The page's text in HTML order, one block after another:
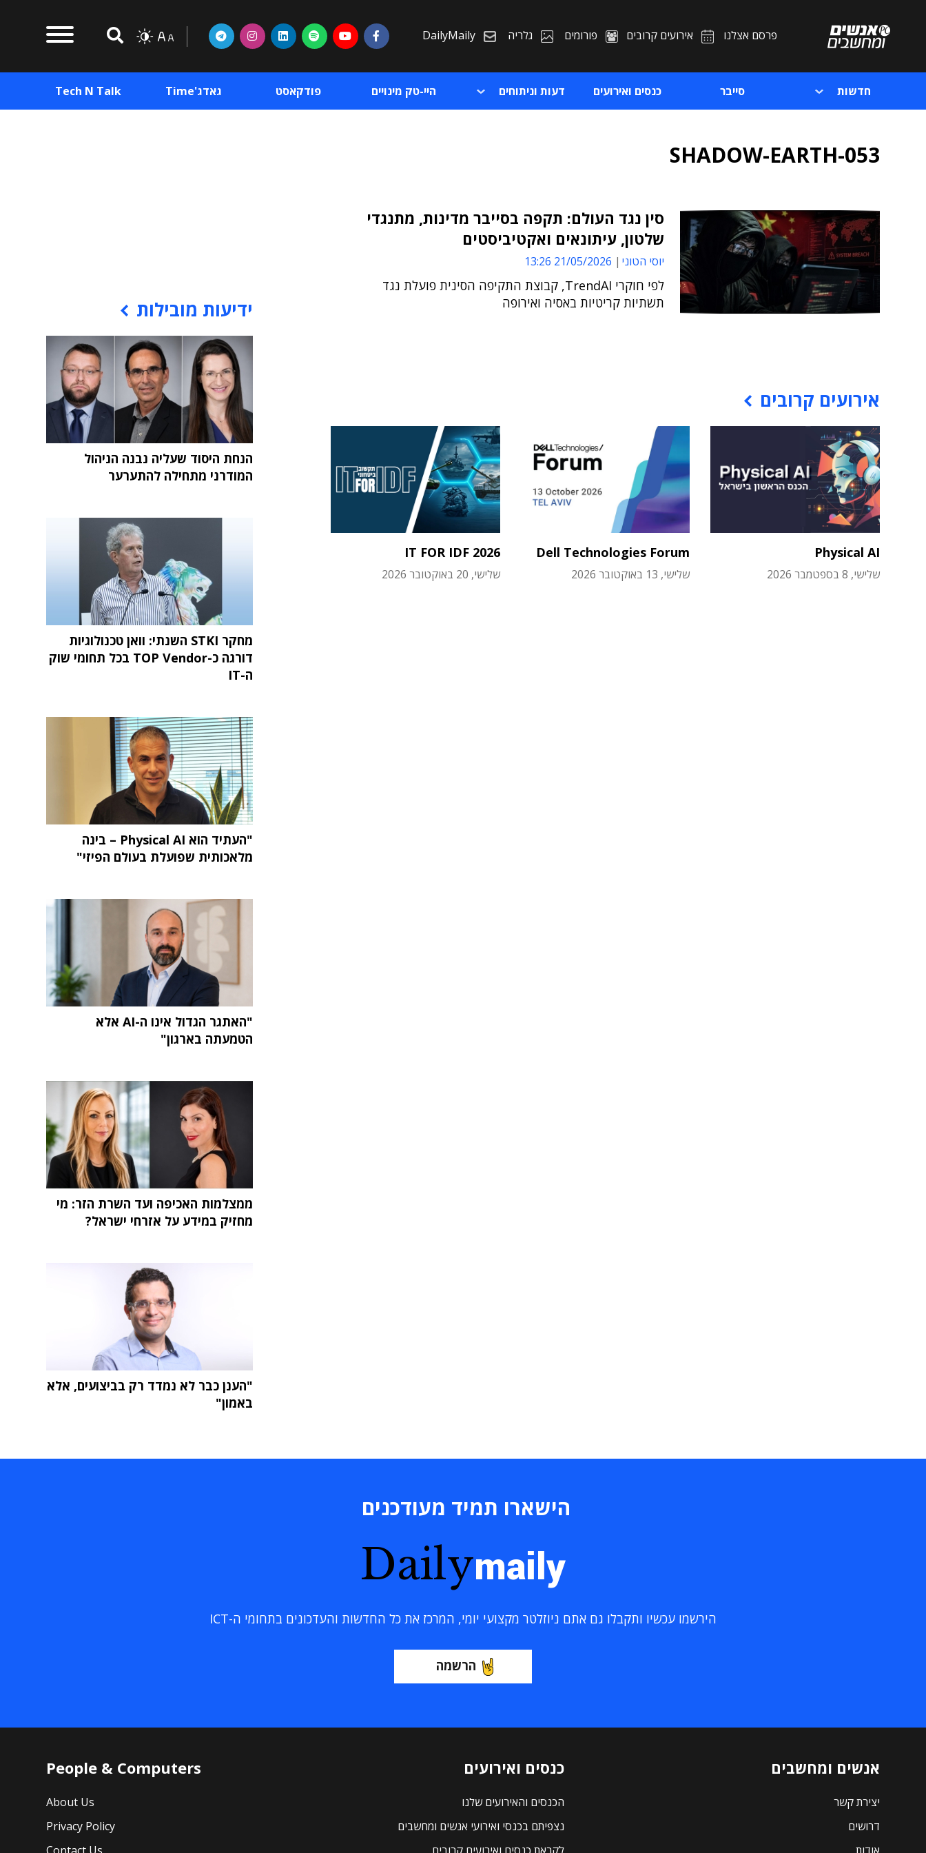
פרסם אצלנו אירועים קרובים פורומים גלריה DailyMaily
חדשות סייבר כנסים ואירועים דעות וניתוחים היי-טק מינויים פודקאסט גאדג'Time Tech N Talk
SHADOW-EARTH-053
סין נגד העולם: תקפה בסייבר מדינות, מתנגדי
שלטון, עיתונאים ואקטיביסטים
יוסי הטוני 21/05/2026 13:26
לפי חוקרי TrendAI, קבוצת התקיפה הסינית פועלת נגד
תשתיות קריטיות באסיה ואירופה
אירועים קרובים
Physical AI
שלישי, 8 בספטמבר 2026
Dell Technologies Forum
שלישי, 13 באוקטובר 2026
IT FOR IDF 2026
שלישי, 20 באוקטובר 2026
ידיעות מובילות
הנחת היסוד שעליה נבנה הניהול
המודרני מתחילה להתערער
מחקר STKI השנתי: וואן טכנולוגיות
דורגה כ-TOP Vendor בכל תחומי שוק
ה-IT
"העתיד הוא Physical AI – בינה
מלאכותית שפועלת בעולם הפיזי"
"האתגר הגדול אינו ה-AI אלא
הטמעתה בארגון"
ממצלמות האכיפה ועד השרת הזר: מי
מחזיק במידע על אזרחי ישראל?
"הענן כבר לא נמדד רק בביצועים, אלא
באמון"
הישארו תמיד מעודכנים
Dailymaily
הירשמו עכשיו ותקבלו גם אתם ניוזלטר מקצועי יומי, המרכז את כל החדשות והעדכונים בתחומי ה-ICT
הרשמה
אנשים ומחשבים
יצירת קשר
דרושים
כנסים ואירועים
הכנסים והאירועים שלנו
נצפיתם בכנסי ואירועי אנשים ומחשבים
People & Computers
About Us
Privacy Policy